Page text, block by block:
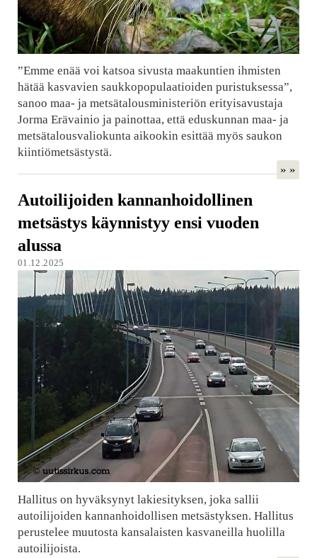
”Emme enää voi katsoa sivusta maakuntien ihmisten
hätää kasvavien saukkopopulaatioiden puristuksessa”,
sanoo maa- ja metsätalousministeriön erityisavustaja
Jorma Erävainio ja painottaa, että eduskunnan maa- ja
metsätalousvaliokunta aikookin esittää myös saukon
kiintiömetsästystä.
» »
Autoilijoiden kannanhoidollinen
metsästys käynnistyy ensi vuoden
alussa
01.12.2025
Hallitus on hyväksynyt lakiesityksen, joka sallii
autoilijoiden kannanhoidollisen metsästyksen. Hallitus
perustelee muutosta kansalaisten kasvaneilla huolilla
autoilijoista.